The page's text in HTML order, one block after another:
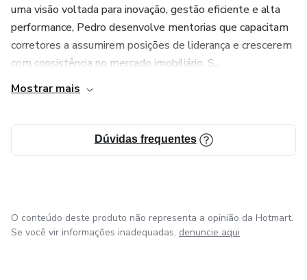
Clique agora, garanta sua vaga e decole rumo à liderança!
uma visão voltada para inovação, gestão eficiente e alta
performance, Pedro desenvolve mentorias que capacitam
corretores a assumirem posições de liderança e crescerem
com consistência no mercado imobiliário. S...
Mostrar mais
Dúvidas frequentes
O conteúdo deste produto não representa a opinião da Hotmart.
Se você vir informações inadequadas, denuncie aqui